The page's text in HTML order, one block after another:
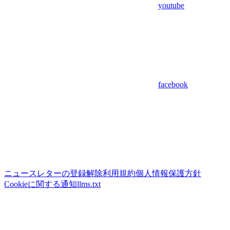
youtube
facebook
ニュースレターの登録解除利用規約個人情報保護方針
Cookieに関する通知llms.txt